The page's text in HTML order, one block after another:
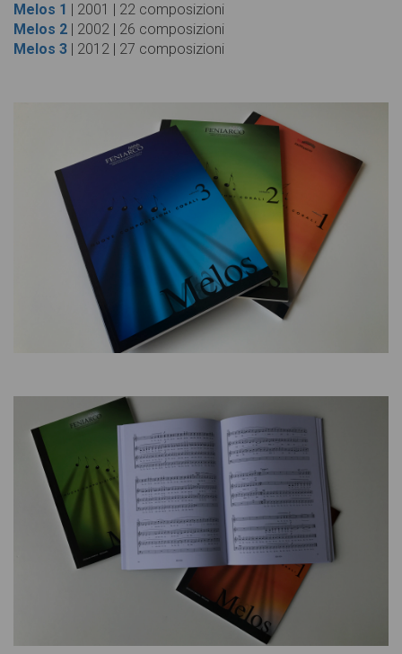
Melos 1 | 2001 | 22 composizioni
Melos 2 | 2002 | 26 composizioni
Melos 3 | 2012 | 27 composizioni